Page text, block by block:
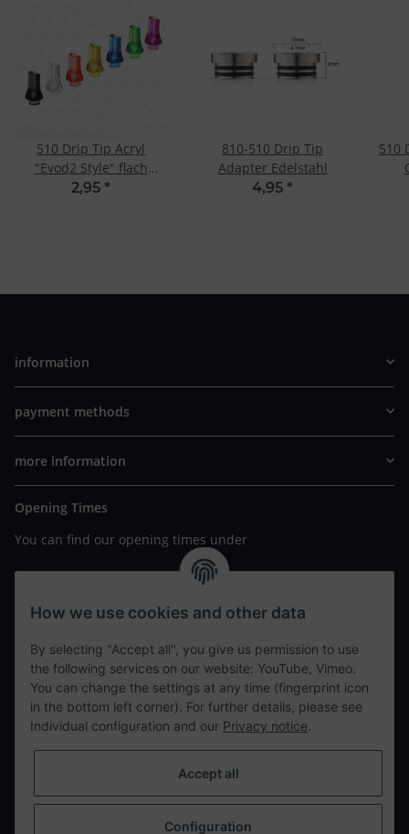
510 Drip Tip Acryl
"Evod2 Style" flach
Transparent
2,95 *
810-510 Drip Tip
Adapter Edelstahl
4,95 *
510
information
payment methods
more information
Opening Times
You can find our opening times under
https://www.wannavapor.de/Filialen
your personal site
contact details
tweet
teilen
How we use cookies and other data
By selecting "Accept all", you give us permission to use
the following services on our website: YouTube, Vimeo.
You can change the settings at any time (fingerprint icon
in the bottom left corner). For further details, please see
Individual configuration and our Privacy notice.
Accept all
Configuration